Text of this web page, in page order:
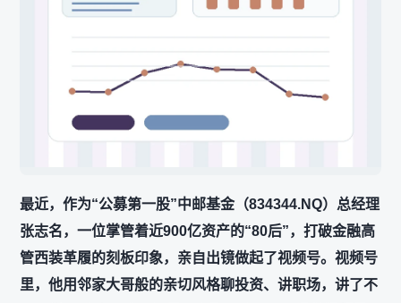
最近，作为“公募第一股”中邮基金（834344.NQ）总经理
张志名，一位掌管着近900亿资产的“80后”，打破金融高
管西装革履的刻板印象，亲自出镜做起了视频号。视频号
里，他用邻家大哥般的亲切风格聊投资、讲职场，讲了不